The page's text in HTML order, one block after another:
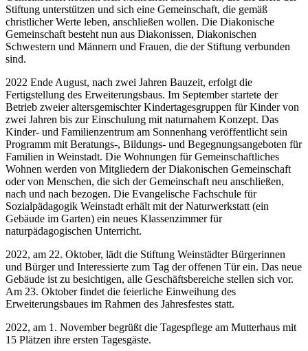
Stiftung unterstützen und sich eine Gemeinschaft, die gemäß
christlicher Werte leben, anschließen wollen. Die Diakonische
Gemeinschaft besteht nun aus Diakonissen, Diakonischen
Schwestern und Männern und Frauen, die der Stiftung verbunden
sind.
2022 Ende August, nach zwei Jahren Bauzeit, erfolgt die
Fertigstellung des Erweiterungsbaus. Im September startete der
Betrieb zweier altersgemischter Kindertagesgruppen für Kinder von
zwei Jahren bis zur Einschulung mit naturnahem Konzept. Das
Kinder- und Familienzentrum am Sonnenhang veröffentlicht sein
Programm mit Beratungs-, Bildungs- und Begegnungsangeboten für
Familien in Weinstadt. Die Wohnungen für Gemeinschaftliches
Wohnen werden von Mitgliedern der Diakonischen Gemeinschaft
oder von Menschen, die sich der Gemeinschaft neu anschließen,
nach und nach bezogen. Die Evangelische Fachschule für
Sozialpädagogik Weinstadt erhält mit der Naturwerkstatt (ein
Gebäude im Garten) ein neues Klassenzimmer für
naturpädagogischen Unterricht.
2022, am 22. Oktober, lädt die Stiftung Weinstädter Bürgerinnen
und Bürger und Interessierte zum Tag der offenen Tür ein. Das neue
Gebäude ist zu besichtigen, alle Geschäftsbereiche stellen sich vor.
Am 23. Oktober findet die feierliche Einweihung des
Erweiterungsbaues im Rahmen des Jahresfestes statt.
2022, am 1. November begrüßt die Tagespflege am Mutterhaus mit
15 Plätzen ihre ersten Tagesgäste.